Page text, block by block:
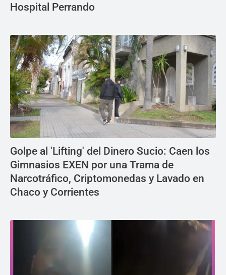
Hospital Perrando
Golpe al 'Lifting' del Dinero Sucio: Caen los
Gimnasios EXEN por una Trama de
Narcotráfico, Criptomonedas y Lavado en
Chaco y Corrientes